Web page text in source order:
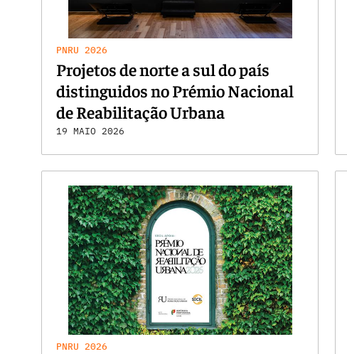
PNRU 2026
Projetos de norte a sul do país
distinguidos no Prémio Nacional
de Reabilitação Urbana
19 MAIO 2026
PNRU 2026